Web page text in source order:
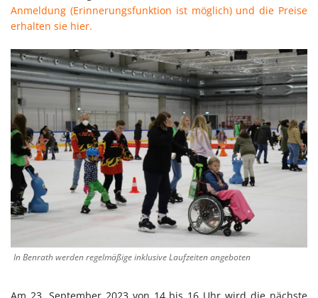
Anmeldung (Erinnerungsfunktion ist möglich) und die Preise
erhalten sie hier.
In Benrath werden regelmäßige inklusive Laufzeiten angeboten